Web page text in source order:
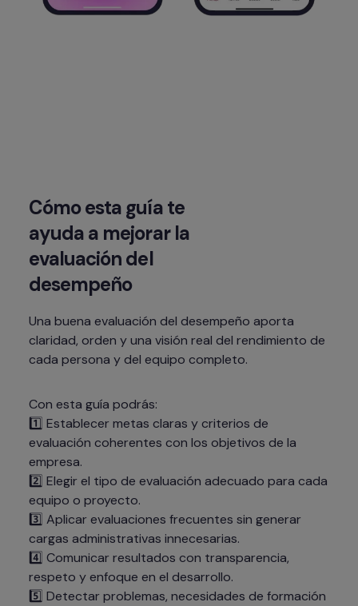
Cómo esta guía te
ayuda a mejorar la
evaluación del
desempeño
Una buena evaluación del desempeño aporta
claridad, orden y una visión real del rendimiento de
cada persona y del equipo completo.
Con esta guía podrás:
1️⃣ Establecer metas claras y criterios de
evaluación coherentes con los objetivos de la
empresa.
2️⃣ Elegir el tipo de evaluación adecuado para cada
equipo o proyecto.
3️⃣ Aplicar evaluaciones frecuentes sin generar
cargas administrativas innecesarias.
4️⃣ Comunicar resultados con transparencia,
respeto y enfoque en el desarrollo.
5️⃣ Detectar problemas, necesidades de formación